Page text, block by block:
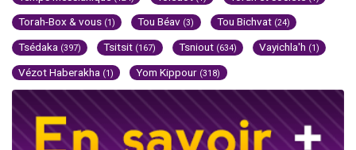
Torah-Box & vous (1) Tou Béav (3) Tou Bichvat (24)
Tsédaka (397) Tsitsit (167) Tsniout (634) Vayichla'h (1)
Vézot Haberakha (1) Yom Kippour (318)